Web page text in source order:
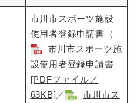
市川市スポーツ施設
使用者登録申請書（
市川市スポーツ施
設使用者登録申請書
[PDFファイル／
63KB] ​／
市川市ス